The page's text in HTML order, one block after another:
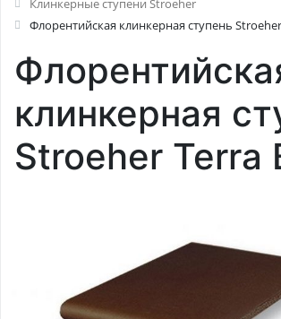
Клинкерные ступени Stroeher
Флорентийская клинкерная ступень
клинкерная
Stroeher Terra